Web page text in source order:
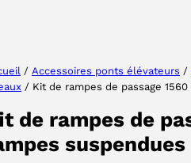
/ Accessoires ponts élévateurs /
/ Kit de rampes de passage
de rampes de
suspendues